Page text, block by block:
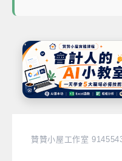
贊贊小屋工作室